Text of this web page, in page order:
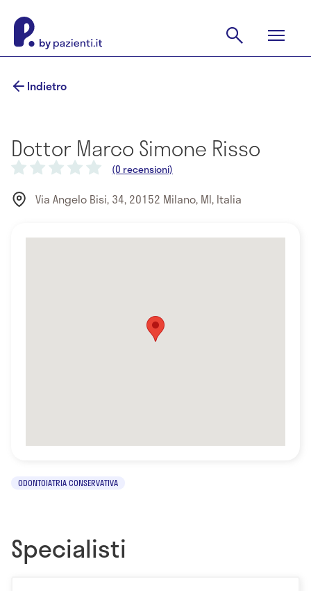
Indietro
Dottor Marco Simone Risso
(0 recensioni)
Via Angelo Bisi, 34, 20152 Milano, MI, Italia
ODONTOIATRIA CONSERVATIVA
Specialisti